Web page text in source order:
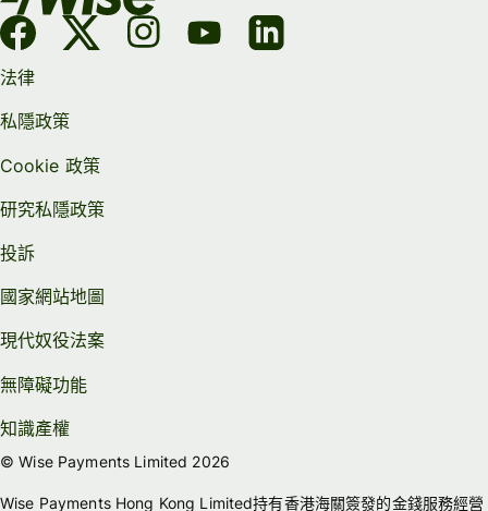
法律
私隱政策
Cookie 政策
研究私隱政策
投訴
國家網站地圖
現代奴役法案
無障礙功能
知識產權
© Wise Payments Limited 2026
Wise Payments Hong Kong Limited持有香港海關簽發的金錢服務經營